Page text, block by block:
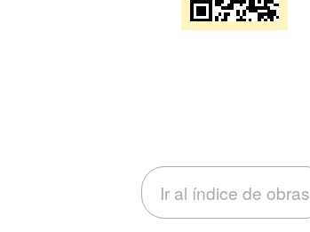
Ir al índice de obras